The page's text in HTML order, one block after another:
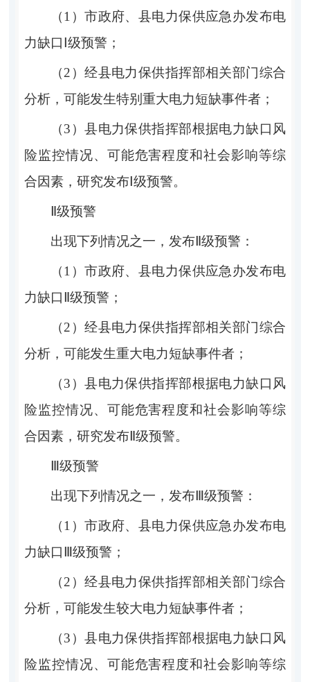
（1 ）市政府、县电力保供应急办发布电
力缺口Ⅰ级预警 ；
（2 ）经县电力保供指挥部相关部门综合
分析，可能发生特别重大电力短缺事件者；
（3 ）县电力保供指挥部根据电力缺口风
险监控情况、可能危害程度和社会影响等综
合因素，研究发布Ⅰ级预警。
Ⅱ级预警
出现下列情况之一，发布Ⅱ级预警：
（1 ）市政府、县电力保供应急办发布电
力缺口Ⅱ级预警；
（2 ）经县电力保供指挥部相关部门综合
分析，可能发生重大电力短缺事件者；
（3 ）县电力保供指挥部根据电力缺口风
险监控情况、可能危害程度和社会影响等综
合因素，研究发布Ⅱ级预警。
Ⅲ级预警
出现下列情况之一，发布Ⅲ级预警：
（1 ）市政府、县电力保供应急办发布电
力缺口Ⅲ级预警；
（2 ）经县电力保供指挥部相关部门综合
分析，可能发生较大电力短缺事件者；
（3 ）县电力保供指挥部根据电力缺口风
险监控情况、可能危害程度和社会影响等综